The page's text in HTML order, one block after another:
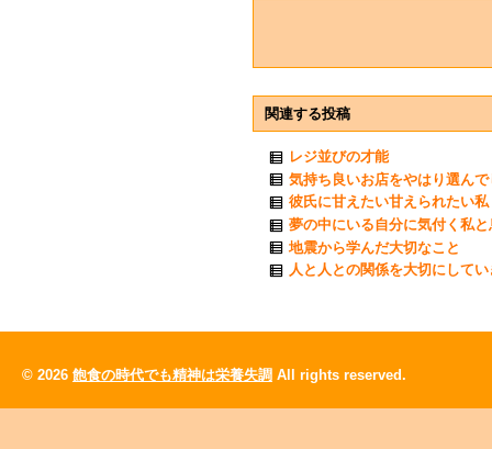
関連する投稿
レジ並びの才能
気持ち良いお店をやはり選んで
彼氏に甘えたい甘えられたい私
夢の中にいる自分に気付く私
地震から学んだ大切なこと
人と人との関係を大切にして
© 2026 飽食の時代でも精神は栄養失調 All rights reserved.